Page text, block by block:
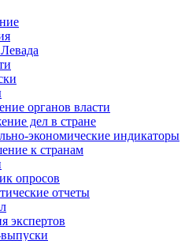
органов власти
дел в стране
экономические индикаторы
к странам
опросов
отчеты
экспертов